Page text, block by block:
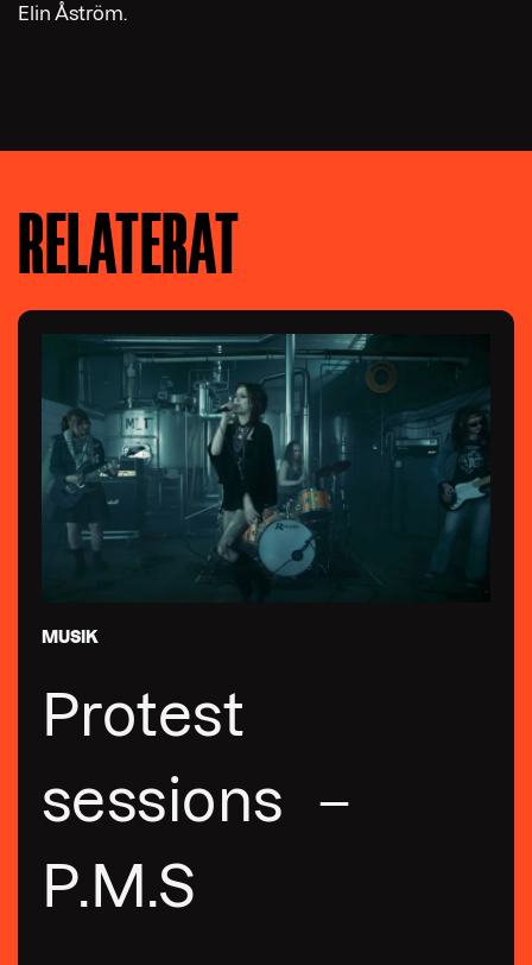
Elin Åström.
RELATERAT
MUSIK
Protest
sessions –
P.M.S